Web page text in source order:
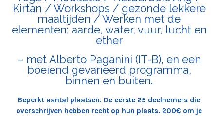
Kirtan / Workshops / gezonde lekkere
maaltijden / Werken met de
elementen: aarde, water, vuur, lucht en
ether
– met Alberto Paganini (IT-B), en een
boeiend gevarieerd programma,
binnen en buiten.
Beperkt aantal plaatsen. De eerste 25 deelnemers die
overschrijven hebben recht op hun plaats. 200€ om je